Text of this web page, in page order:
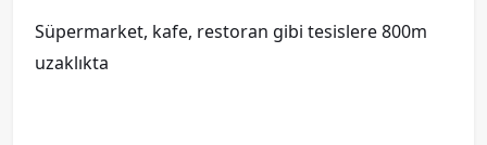
Süpermarket, kafe, restoran gibi tesislere 800m
uzaklıkta